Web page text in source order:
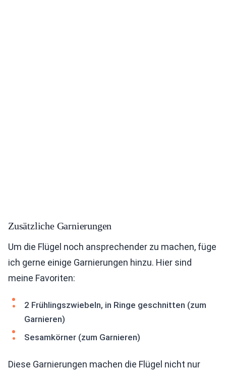
Zusätzliche Garnierungen
Um die Flügel noch ansprechender zu machen, füge
ich gerne einige Garnierungen hinzu. Hier sind
meine Favoriten:
2 Frühlingszwiebeln, in Ringe geschnitten (zum
Garnieren)
Sesamkörner (zum Garnieren)
Diese Garnierungen machen die Flügel nicht nur